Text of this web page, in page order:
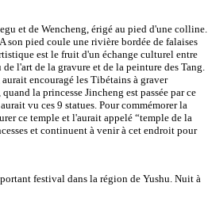
et de Wencheng, érigé au pied d'une colline.
son pied coule une rivière bordée de falaises
est le fruit d'un échange culturel entre
l'art de la gravure et de la peinture des Tang.
encouragé les Tibétains à graver
la princesse Jincheng est passée par ce
vu ces 9 statues. Pour commémorer la
ce temple et l'aurait appelé “temple de la
et continuent à venir à cet endroit pour
festival dans la région de Yushu. Nuit à